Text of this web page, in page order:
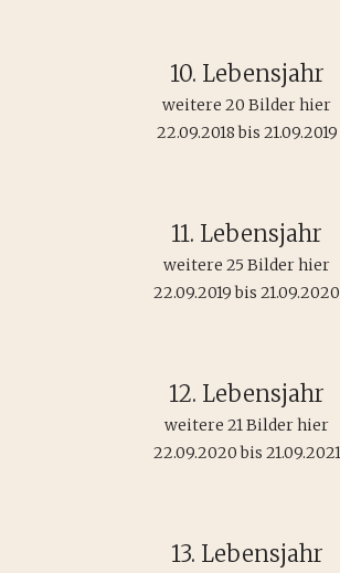
10. Lebensjahr
weitere 20 Bilder hier
22.09.2018 bis 21.09.2019
11. Lebensjahr
weitere 25 Bilder hier
22.09.2019 bis 21.09.2020
12. Lebensjahr
weitere 21 Bilder hier
22.09.2020 bis 21.09.2021
13. Lebensjahr